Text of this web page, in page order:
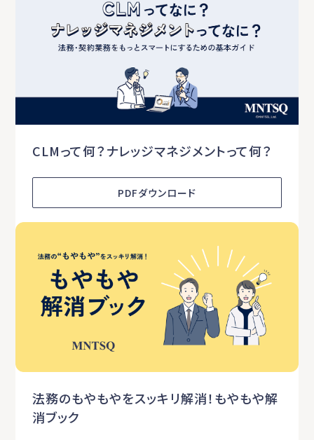
CLMって何？ナレッジマネジメントって何？
PDFダウンロード
法務のもやもやをスッキリ解消！もやもや解
消ブック